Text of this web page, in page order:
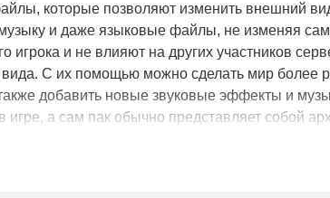
которые позволяют изменить внешний
и даже языковые файлы, не изменяя
игрока и не влияют на других участников
С их помощью можно сделать мир более
добавить новые звуковые эффекты и
игре, а сам пак обычно представляет собой
уникальная атмосфера.